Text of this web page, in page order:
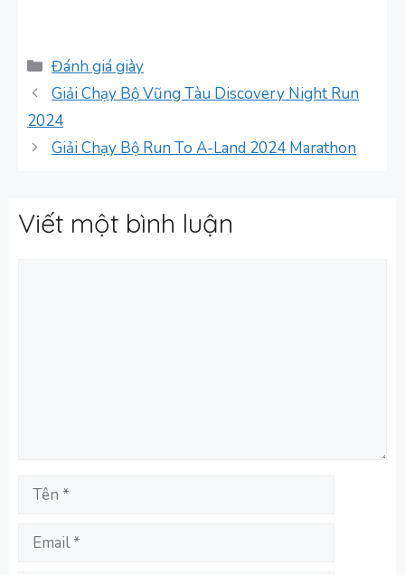
Danh
mục
Đánh giá giày
Giải Chạy Bộ Vũng Tàu Discovery Night Run
2024
Giải Chạy Bộ Run To A-Land 2024 Marathon
Viết một bình luận
Tên
Email